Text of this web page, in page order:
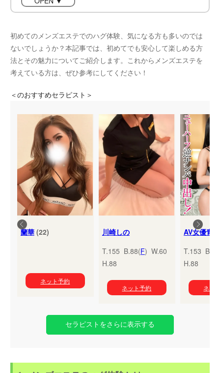
初めてのメンズエステでのハグ体験、気になる方も多いのでは
ないでしょうか？本記事では、初めてでも安心して楽しめる方
法とその魅力についてご紹介します。これからメンズエステを
考えている方は、ぜひ参考にしてください！
＜のおすすめセラピスト＞
蘭華(22)
ネット予約
川崎しの
T.155 B.88(F) W.60
H.88
ネット予約
T.153
H.88
ネッ
セラピストをさらに表示する